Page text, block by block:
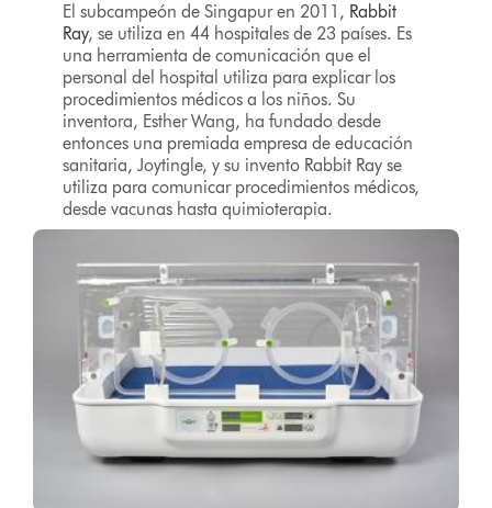
El subcampeón de Singapur en 2011, Rabbit
Ray, se utiliza en 44 hospitales de 23 países. Es
una herramienta de comunicación que el
personal del hospital utiliza para explicar los
procedimientos médicos a los niños. Su
inventora, Esther Wang, ha fundado desde
entonces una premiada empresa de educación
sanitaria, Joytingle, y su invento Rabbit Ray se
utiliza para comunicar procedimientos médicos,
desde vacunas hasta quimioterapia.